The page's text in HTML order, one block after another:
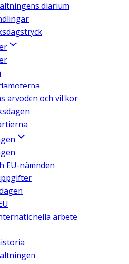
diarium
arvoden och villkor
EU-nämnden
arbete